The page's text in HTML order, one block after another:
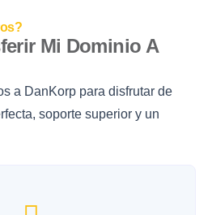
Mi Dominio A
a DanKorp para disfrutar de
soporte superior y un